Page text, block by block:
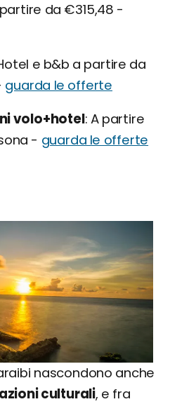
da €315,48 -
e b&b a partire da
guarda le offerte
volo+hotel A partire
- guarda le offerte
nascondono anche
culturali, e fra